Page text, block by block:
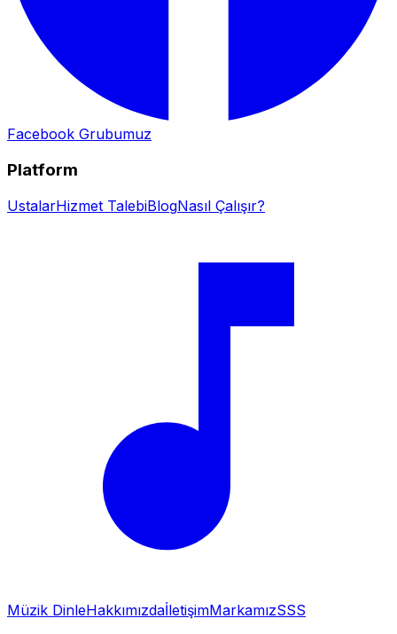
Facebook Grubumuz
Platform
UstalarHizmet TalebiBlogNasıl Çalışır?
Müzik DinleHakkımızdaİletişimMarkamızSSS